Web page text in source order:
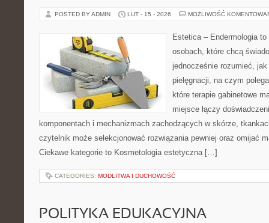
POSTED BY ADMIN LUT - 15 - 2026 MOŻLIWOŚĆ
Estetica – Endermologia
osobach, które chcą
jednocześnie rozumieć, jak
pielęgnacji, na czym
które terapie gabinetowe
miejsce łączy
komponentach i mechanizmach zachodzących w skórze,
czytelnik może selekcjonować rozwiązania pewniej oraz omijać
Ciekawe kategorie to Kosmetologia estetyczna […]
CATEGORIES: MODLITWA I DUCHOWOŚĆ
POLITYKA EDUKACYJNA